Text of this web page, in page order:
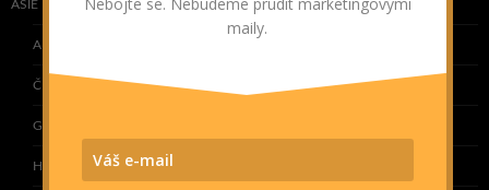
ASIE
ARMÉNIE
ČÍNA
GRUZIE
HONG KONG
maily.